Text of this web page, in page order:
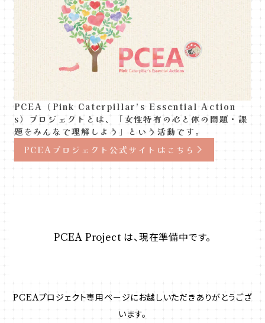
PCEA（Pink Caterpillar’s Essential Action
s）プロジェクトとは、「女性特有の心と体の問題・課
題をみんなで理解しよう」という活動です。
PCEAプロジェクト公式サイトはこちら
PCEA Project は、現在準備中です。
PCEAプロジェクト専用ページにお越しいただきありがとうござ
います。